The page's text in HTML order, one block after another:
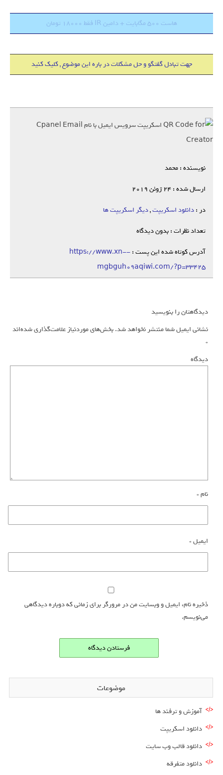
هاست 500 مگابایت + دامین IR فقط 18000 تومان
جهت تبادل گفتگو و حل مشکلات در باره این موضوع , کلیک کنید
نویسنده : محمد
ارسال شده : 24 ژوئن 2019
در :دانلود اسکریپت,دیگر اسکریپت ها
تعداد نظرات : بدون دیدگاه
آدرس کوتاه شده این پست :https://www.xn--
mgbguh09aqiwi.com/?p=33425
دیدگاهتان را بنویسید
نشانی ایمیل شما منتشر نخواهد شد.بخش‌های موردنیاز علامت‌گذاری شده‌اند
*
دیدگاه
نام*
ایمیل*
ذخیره نام، ایمیل و وبسایت من در مرورگر برای زمانی که دوباره دیدگاهی
می‌نویسم.
موضوعات
آموزش و ترفند ها
دانلود اسکریپت
دانلود قالب وب سایت
دانلود متفرقه